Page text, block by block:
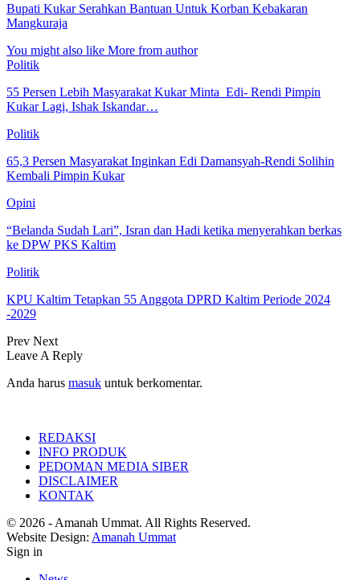
Bupati Kukar Serahkan Bantuan Untuk Korban Kebakaran
Mangkuraja
You might also like More from author
Politik
55 Persen Lebih Masyarakat Kukar Minta Edi- Rendi Pimpin
Kukar Lagi, Ishak Iskandar…
Politik
65,3 Persen Masyarakat Inginkan Edi Damansyah-Rendi Solihin
Kembali Pimpin Kukar
Opini
“Belanda Sudah Lari”, Isran dan Hadi ketika menyerahkan berkas
ke DPW PKS Kaltim
Politik
KPU Kaltim Tetapkan 55 Anggota DPRD Kaltim Periode 2024
-2029
Prev Next
Leave A Reply
Anda harus masuk untuk berkomentar.
REDAKSI
INFO PRODUK
PEDOMAN MEDIA SIBER
DISCLAIMER
KONTAK
© 2026 - Amanah Ummat. All Rights Reserved.
Website Design: Amanah Ummat
Sign in